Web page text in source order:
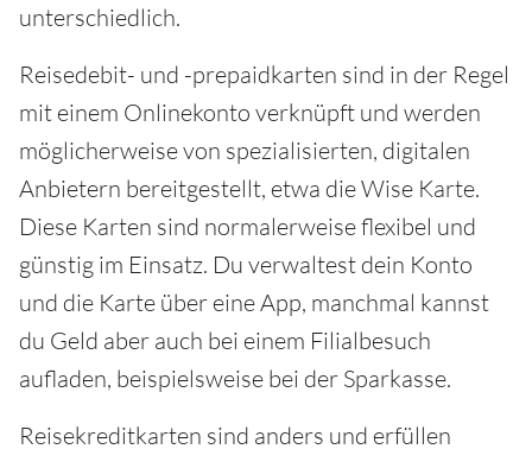
unterschiedlich.
Reisedebit- und -prepaidkarten sind in der Regel
mit einem Onlinekonto verknüpft und werden
möglicherweise von spezialisierten, digitalen
Anbietern bereitgestellt, etwa die Wise Karte.
Diese Karten sind normalerweise flexibel und
günstig im Einsatz. Du verwaltest dein Konto
und die Karte über eine App, manchmal kannst
du Geld aber auch bei einem Filialbesuch
aufladen, beispielsweise bei der Sparkasse.
Reisekreditkarten sind anders und erfüllen